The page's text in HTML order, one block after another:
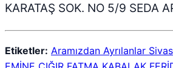
KARATAŞ SOK. NO 5/9 SEDA
Etiketler: Aramızdan Ayrılanlar Sivas